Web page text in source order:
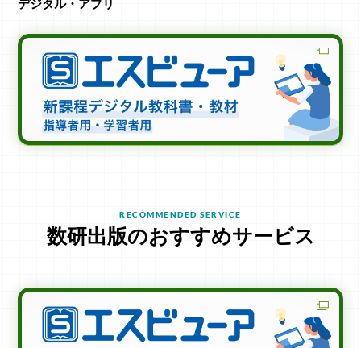
デジタル・アプリ
RECOMMENDED SERVICE
数研出版のおすすめサービス